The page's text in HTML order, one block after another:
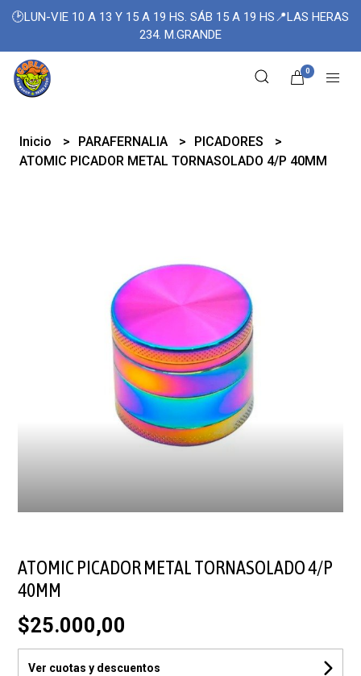
🕑LUN-VIE 10 A 13 Y 15 A 19 HS. SÁB 15 A 19 HS📍LAS HERAS
234. M.GRANDE
0
Inicio PARAFERNALIA
PICADORES
ATOMIC PICADOR METAL TORNASOLADO 4/P 40MM
ATOMIC PICADOR METAL TORNASOLADO 4/P
40MM
$25.000,00
Ver cuotas y descuentos